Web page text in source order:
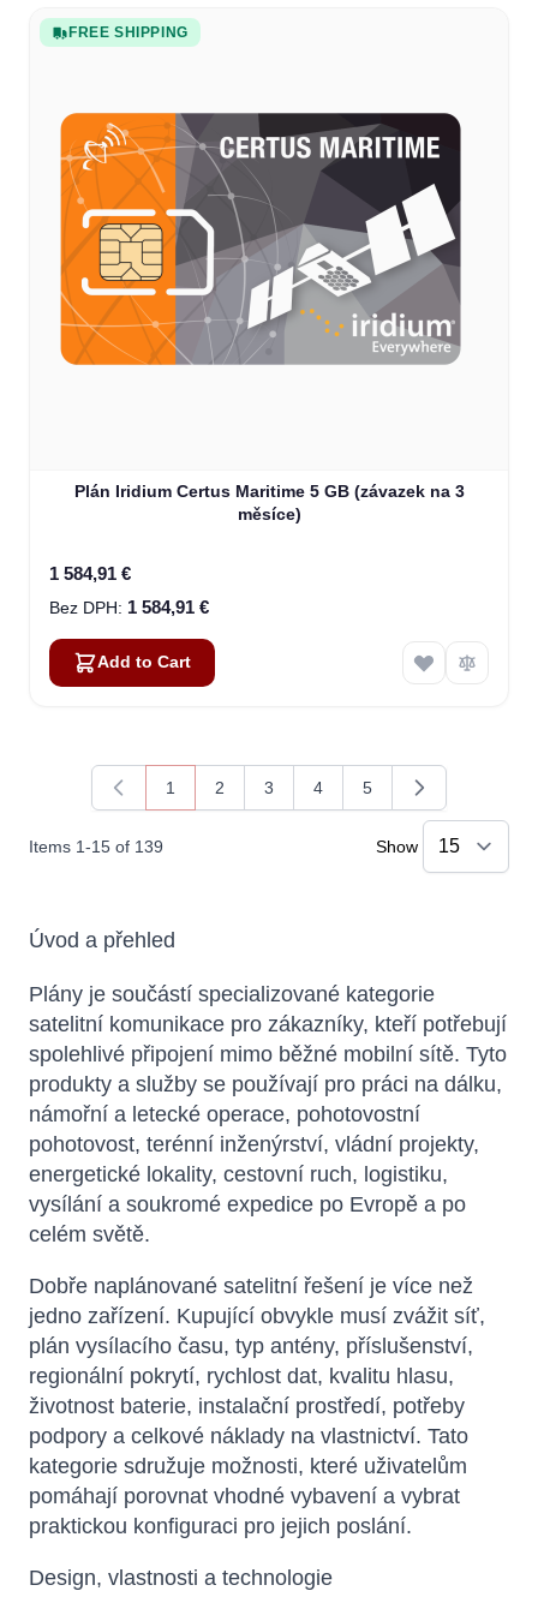
FREE SHIPPING
Plán Iridium Certus Maritime 5 GB (závazek na 3
měsíce)
1 584,91 €
1 584,91 €
Add to Cart
Items 1-15 of 139
You're currently reading page
1
Page
2
Page
3
Page
4
Page
5
Show
Úvod a přehled
Plány je součástí specializované kategorie
satelitní komunikace pro zákazníky, kteří potřebují
spolehlivé připojení mimo běžné mobilní sítě. Tyto
produkty a služby se používají pro práci na dálku,
námořní a letecké operace, pohotovostní
pohotovost, terénní inženýrství, vládní projekty,
energetické lokality, cestovní ruch, logistiku,
vysílání a soukromé expedice po Evropě a po
celém světě.
Dobře naplánované satelitní řešení je více než
jedno zařízení. Kupující obvykle musí zvážit síť,
plán vysílacího času, typ antény, příslušenství,
regionální pokrytí, rychlost dat, kvalitu hlasu,
životnost baterie, instalační prostředí, potřeby
podpory a celkové náklady na vlastnictví. Tato
kategorie sdružuje možnosti, které uživatelům
pomáhají porovnat vhodné vybavení a vybrat
praktickou konfiguraci pro jejich poslání.
Design, vlastnosti a technologie